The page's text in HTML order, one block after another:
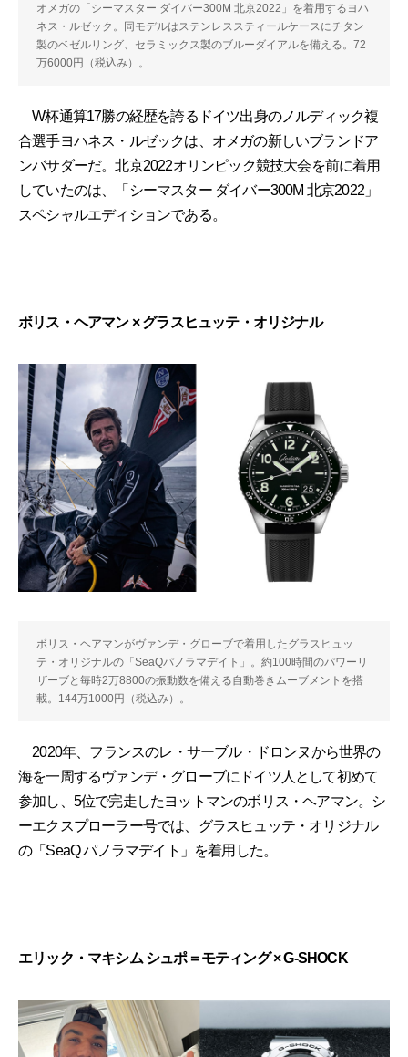
オメガの「シーマスター ダイバー300M 北京2022」を着用するヨハ
ネス・ルゼック。同モデルはステンレススティールケースにチタン
製のベゼルリング、セラミックス製のブルーダイアルを備える。72
万6000円（税込み）。
W杯通算17勝の経歴を誇るドイツ出身のノルディック複
合選手ヨハネス・ルゼックは、オメガの新しいブランドア
ンバサダーだ。北京2022オリンピック競技大会を前に着用
していたのは、「シーマスター ダイバー300M 北京2022」
スペシャルエディションである。
ボリス・ヘアマン × グラスヒュッテ・オリジナル
ボリス・ヘアマンがヴァンデ・グローブで着用したグラスヒュッ
テ・オリジナルの「SeaQパノラマデイト」。約100時間のパワーリ
ザーブと毎時2万8800の振動数を備える自動巻きムーブメントを搭
載。144万1000円（税込み）。
2020年、フランスのレ・サーブル・ドロンヌから世界の
海を一周するヴァンデ・グローブにドイツ人として初めて
参加し、5位で完走したヨットマンのボリス・ヘアマン。シ
ーエクスプローラー号では、グラスヒュッテ・オリジナル
の「SeaQ パノラマデイト」を着用した。
エリック・マキシム シュポ＝モティング × G-SHOCK